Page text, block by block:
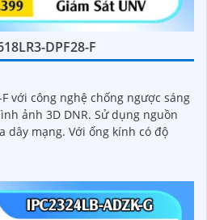
DPF28-F
F với công nghệ chống ngược sáng
DNR. Sử dụng nguồn
ống kính có độ